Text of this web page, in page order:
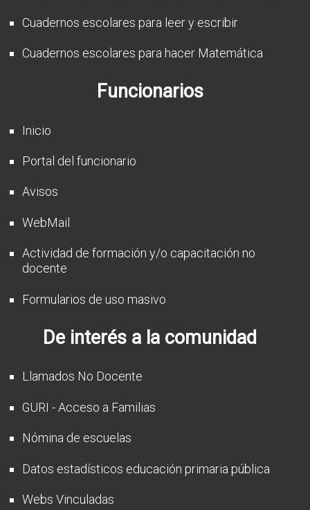
Cuadernos escolares para leer y escribir
Cuadernos escolares para hacer Matemática
Funcionarios
Inicio
Portal del funcionario
Avisos
WebMail
Actividad de formación y/o capacitación no
docente
Formularios de uso masivo
De interés a la comunidad
Llamados No Docente
GURI - Acceso a Familias
Nómina de escuelas
Datos estadísticos educación primaria pública
Webs Vinculadas